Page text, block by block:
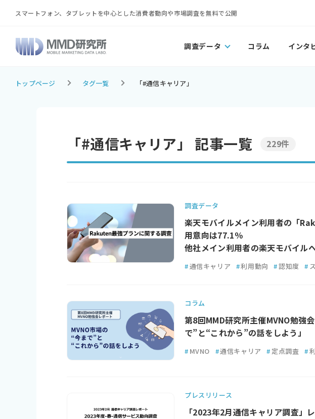
スマートフォン、タブレットを中心とした消費者動向や市場調査を無料で公開
調査データ コラム インタ
トップページ タグ一覧 「#通信キャリア」
「#通信キャリア」 記事一覧 229件
調査データ
楽天モバイルメイン利用者の「
用意向は77.1％
他社メイン利用者の楽天モバイル
#通信キャリア #利用動向 #認知度 #
コラム
第8回MMD研究所主催MVNO勉強
で”と“これから”の話をしよう」
# MVNO #通信キャリア # 定点調査 #
プレスリリース
「2023年2月通信キャリア調査」